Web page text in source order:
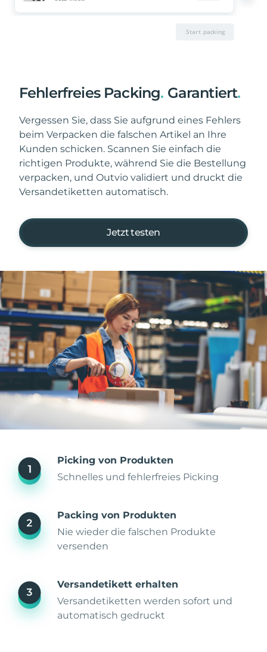
Fehlerfreies Packing. Garantiert.
Vergessen Sie, dass Sie aufgrund eines Fehlers
beim Verpacken die falschen Artikel an Ihre
Kunden schicken. Scannen Sie einfach die
richtigen Produkte, während Sie die Bestellung
verpacken, und Outvio validiert und druckt die
Versandetiketten automatisch.
Jetzt testen
Picking von Produkten
Schnelles und fehlerfreies Picking
Packing von Produkten
Nie wieder die falschen Produkte
versenden
Versandetikett erhalten
Versandetiketten werden sofort und
automatisch gedruckt